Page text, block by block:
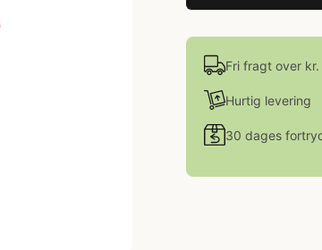
Fri fragt over
Hurtig levering
30 dages